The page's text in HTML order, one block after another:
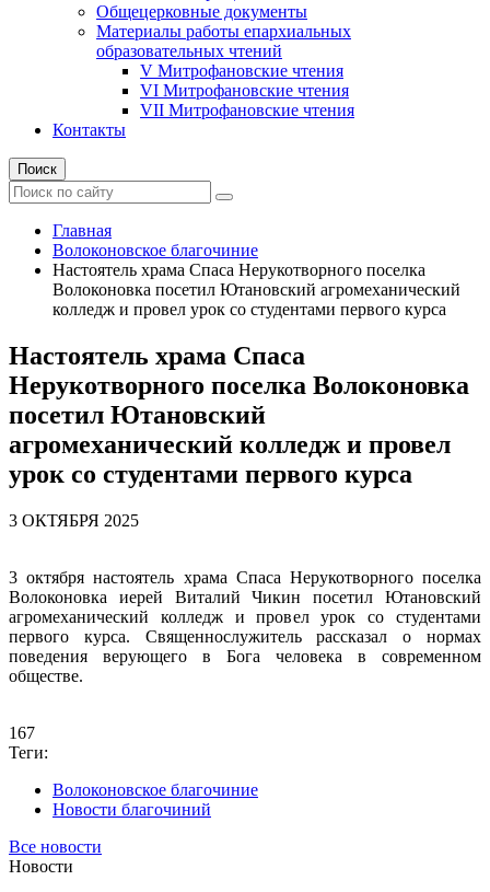
Общецерковные документы
Материалы работы епархиальных
образовательных чтений
V Митрофановские чтения
VI Митрофановские чтения
VII Митрофановские чтения
Контакты
Поиск
Главная
Волоконовское благочиние
Настоятель храма Спаса Нерукотворного поселка
Волоконовка посетил Ютановский агромеханический
колледж и провел урок со студентами первого курса
Настоятель храма Спаса
Нерукотворного поселка Волоконовка
посетил Ютановский
агромеханический колледж и провел
урок со студентами первого курса
3 ОКТЯБРЯ 2025
3 октября настоятель храма Спаса Нерукотворного поселка
Волоконовка иерей Виталий Чикин посетил Ютановский
агромеханический колледж и провел урок со студентами
первого курса. Священнослужитель рассказал о нормах
поведения верующего в Бога человека в современном
обществе.
167
Теги:
Волоконовское благочиние
Новости благочиний
Все новости
Новости